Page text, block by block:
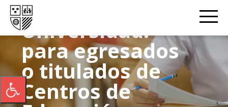
con la
Universidad:
para egresados
o titulados de
Centros de